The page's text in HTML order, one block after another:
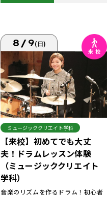
8/9(日)
ミュージッククリエイト学科
【来校】初めてでも大丈
夫！ドラムレッスン体験
（ミュージッククリエイト
学科）
音楽のリズムを作るドラム！初心者